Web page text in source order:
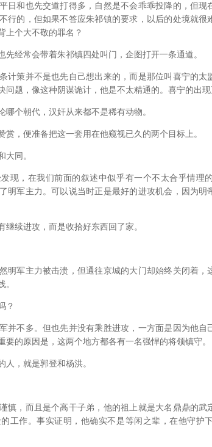
和也先交道打得多，自然是不会乖乖投降的，但现
行的，但如果不答应朱祁镇的要求，以后的处境就
上个大不敬的罪名？
经常会带着朱祁镇四处叫门，企图打开一条通道。
策并不是也先自己想出来的，而是那位叫喜宁的太
问题，像这种阴谋诡计，他是不太精通的。喜宁的出现
个朝代，汉奸从来都不是稀有动物。
，便准备把这一套用在他窥视已久的两个目标上。
同。
，在我们前面的叙述中似乎有一个不太合乎情理
明军主力。可以说当时正是最好的进攻机会，因为明
续进攻，而是收拾好东西回了家。
军主力被击溃，但通往京城的大门却始终关闭着，
。
？
不多。但也先并没有乘胜进攻，一方面是因为他自
要的原因是，这两个地方都各有一名强悍的将领镇守。
，就是郭登和杨洪。
，而且是个高干子弟，他的祖上就是大名鼎鼎的武
工作。事实证明，他确实不是等闲之辈，在他守护